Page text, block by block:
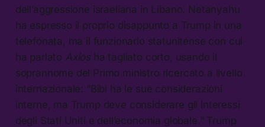
dell’aggressione israeliana in Libano. Netanyahu
ha espresso il proprio disappunto a Trump in una
telefonata, ma il funzionario statunitense con cui
ha parlato Axiosha tagliato corto, usando il
soprannome del Primo ministro ricercato a livello
internazionale: “Bibi ha le sue considerazioni
interne, ma Trump deve considerare gli interessi
degli Stati Uniti e dell’economia globale.” Trump